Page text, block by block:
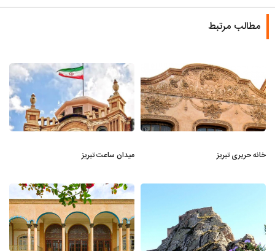
مطالب مرتبط
خانه حریری تبریز میدان ساعت تبریز